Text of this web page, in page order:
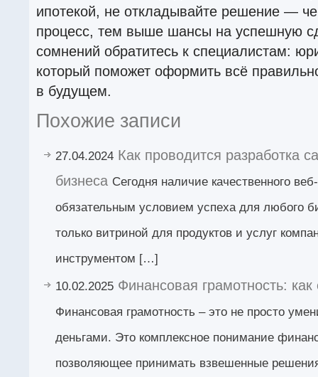
ипотекой, не откладывайте решение —
процесс, тем выше шансы на успешную
сомнений обратитесь к специалистам:
который поможет оформить всё
в будущем.
Похожие записи
27.04.2024 Как проводится разработка
бизнеса Сегодня наличие качественного
обязательным условием успеха для любого
только витриной для продуктов и услуг
инструментом […]
10.02.2025 Финансовая грамотность:
Финансовая грамотность – это не просто
деньгами. Это комплексное понимание
позволяющее принимать взвешенные